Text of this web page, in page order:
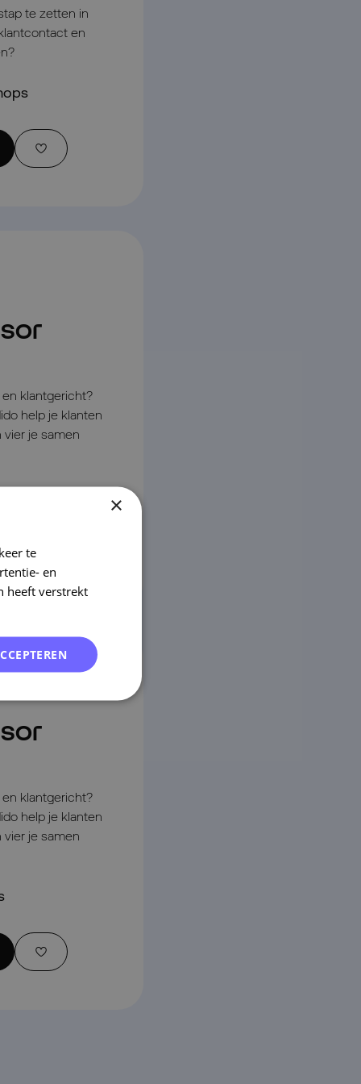
te zetten in
en
en klantgericht?
help je klanten
je samen
en klantgericht?
help je klanten
je samen
×
te
en
heeft verstrekt